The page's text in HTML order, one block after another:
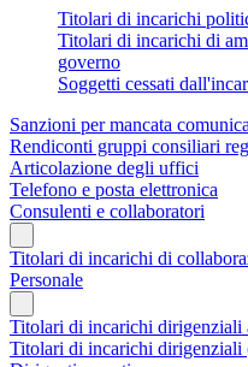
Titolari di incarichi
Titolari di incarichi di
governo
Soggetti cessati
Sanzioni per mancata
Rendiconti gruppi consiliari
Articolazione degli uffici
Telefono e posta elettronica
Consulenti e collaboratori
Titolari di incarichi di
Personale
Titolari di incarichi dirigenziali
Titolari di incarichi dirigenziali